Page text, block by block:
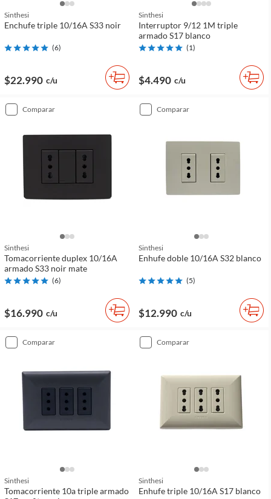
Sinthesi
Enchufe triple 10/16A S33 noir
(6)
$22.990 c/u
Sinthesi
Interruptor 9/12 1M triple
armado S17 blanco
(1)
$4.490 c/u
comparar
Sinthesi
Tomacorriente duplex 10/16A
armado S33 noir mate
(6)
$16.990 c/u
comparar
Sinthesi
Enhufe doble 10/16A S32 blanco
(5)
$12.990 c/u
comparar
Sinthesi
Tomacorriente 10a triple armado
comparar
Sinthesi
Enhufe triple 10/16A S17 blanco